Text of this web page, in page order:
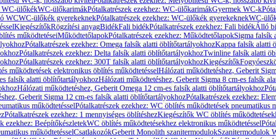
WC-ülőkékWC-ülőkarimákPótalkatrészek ezekhez: WC-ülőkarimákGyermek WC-k
WCWC-ülőkék gyerekeknekPótalkatrészek ezekhez: WC-ülőkék gyerekeknekWC-
KiegészítőkRögzítési anyagBidékFali bidékPótalkatrészek ezekhez: Fali bidékÁlló
működtetéseiMűködtetőlapokPótalkatrészek ezekhez: MűködtetőlapokSigma falsík
Pótalkatrészek ezekhez: Omega falsík alatti öblítőtartályokhozKappa falsík alatti
Pótalkatrészek ezekhez: Delta falsík alatti öblítőtartályokhozTwinline falsík alatti
Pótalkatrészek ezekhez: 300T falsík alatti öblítőtartályokhozKiegészítők
működtetések elektronikus öblítés működtetésselHálózati működtetéshez, Geberit
falsík alatti öblítőtartályokhozHálózati működtetéshez, Geberit Sigma 8 cm-es falsík
Hálózati működtetéshez, Geberit Omega 12 cm-es falsík alatti öblítőtartályokhoz
Geberit Sigma 12 cm-es falsík alatti öblítőtartályokhozPótalkatrészek ezekhez:
működtetésselPótalkatrészek ezekhez: WC öblítés működtetések pneumatikus
Pótalkatrészek ezekhez: 1 mennyiséges öblítéshezKiegészítők WC öblítés
ezekhez: BeépítőkészletekWC öblítés működtetésekhez elektronikus működtetéssel
működtetésselCsatlakozókGeberit Monolith szanitermodulokSzanitermodulok